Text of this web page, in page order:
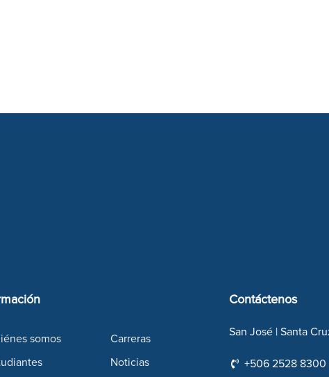
somos Carreras
Noticias
Contáctenos
San José | Santa
+506 2528 8300